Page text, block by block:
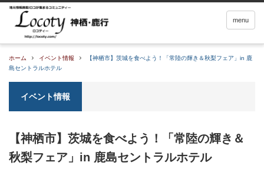
menu
ホーム イベント情報
【神栖市】茨城を食べよう！「常陸の輝き＆秋梨フェア」in 鹿
島セントラルホテル
イベント情報
【神栖市】茨城を食べよう！「常陸の輝き＆
秋梨フェア」in 鹿島セントラルホテル